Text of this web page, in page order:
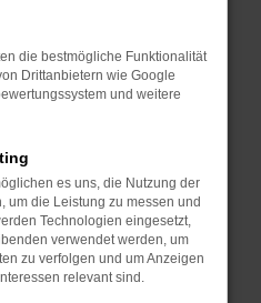
vorübergehende
neuesten Stand
nicht nur ein
kann auch dazu
Funktionen nicht mehr
die bestmögliche Funktionalität
Drittanbietern wie Google
und weitere
es uns, die Nutzung der
um die Leistung zu messen und
Technologien eingesetzt,
verwendet werden, um
zu verfolgen und um Anzeigen
relevant sind.